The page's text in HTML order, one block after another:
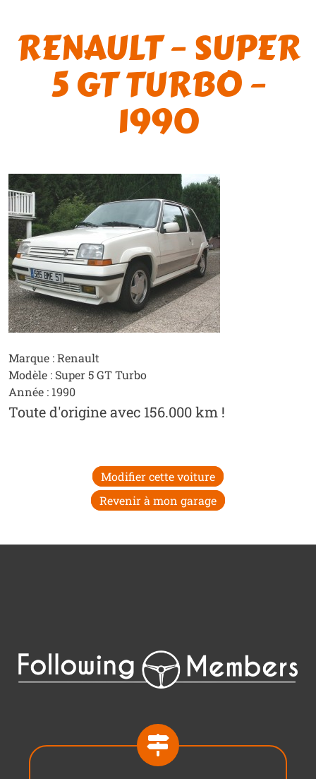
RENAULT – SUPER
5 GT TURBO –
1990
Marque : Renault
Modèle : Super 5 GT Turbo
Année : 1990
Toute d'origine avec 156.000 km !
Modifier cette voiture
Revenir à mon garage